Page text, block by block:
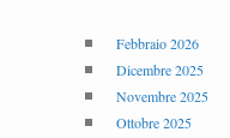
Febbraio 2026
Dicembre 2025
Novembre 2025
Ottobre 2025